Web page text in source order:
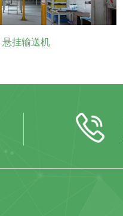
悬挂输送机